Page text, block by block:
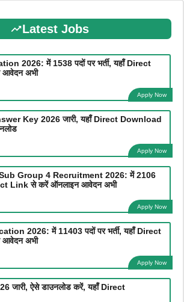
Latest Jobs
2026: में 1538 पदों पर भर्ती, यहाँ Direct
अभी
Apply Now
Key 2026 जारी, यहाँ Direct Download
Apply Now
Group 4 Recruitment 2026: में 2106
Link से करें ऑनलाइन आवेदन अभी
Apply Now
2026: में 11403 पदों पर भर्ती, यहाँ Direct
अभी
Apply Now
जारी, ऐसे डाउनलोड करें, यहाँ Direct